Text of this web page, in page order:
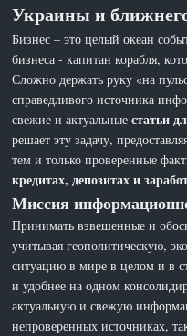
Украины и
Бизнес – это целый океан
бизнеса - капитан корабля,
Сложно держать руку «на
справедливого источника
свежие и актуальныестатьи
решает эту задачу,
тем и только проверенные
кредитах, депозитах и
Миссия
Принимать взвешенные и
учитывая геополитическую,
ситуацию в мире в целом и в
и удобнее на одном
актуальную и свежую
непроверенных источниках,